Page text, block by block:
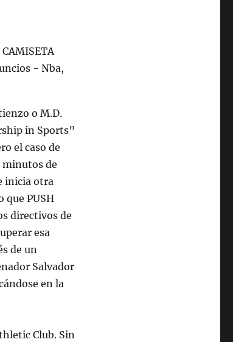
o M.D.
in Sports”
el caso de
minutos de
inicia otra
que PUSH
directivos de
esa
de un
Salvador
en la
Club. Sin